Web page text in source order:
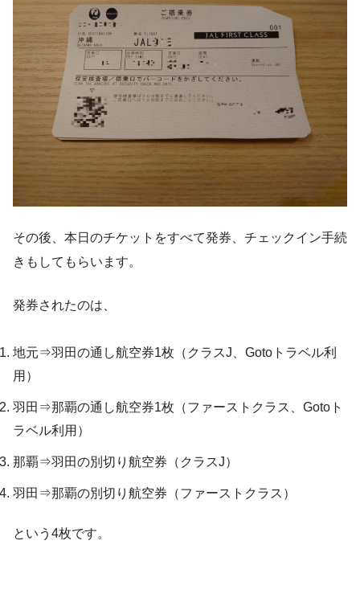
その後、本日のチケットをすべて発券、チェックイン手続
きもしてもらいます。
発券されたのは、
地元⇒羽田の通し航空券1枚（クラスJ、Gotoトラベル利
用）
羽田⇒那覇の通し航空券1枚（ファーストクラス、Gotoト
ラベル利用）
那覇⇒羽田の別切り航空券（クラスJ）
羽田⇒那覇の別切り航空券（ファーストクラス）
という4枚です。